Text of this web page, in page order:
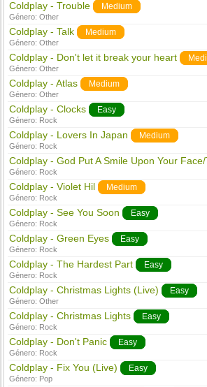
Coldplay - Trouble Medium
Género:Other
Coldplay - Talk Medium
Género:Other
Coldplay - Don't let it break your heart
Género:Other
Coldplay - Atlas Medium
Género:Other
Coldplay - Clocks Easy
Género: Rock
Coldplay - Lovers In Japan Medium
Género: Rock
Coldplay - God Put A Smile Upon Your Face/
Género: Rock
Coldplay - Violet Hil Medium
Género: Rock
Coldplay - See You Soon Easy
Género: Rock
Coldplay - Green Eyes Easy
Género: Rock
Coldplay - The Hardest Part Easy
Género: Rock
Coldplay - Christmas Lights (Live) Easy
Género:Other
Coldplay - Christmas Lights Easy
Género: Rock
Coldplay - Don't Panic Easy
Género: Rock
Coldplay - Fix You (Live) Easy
Género: Pop